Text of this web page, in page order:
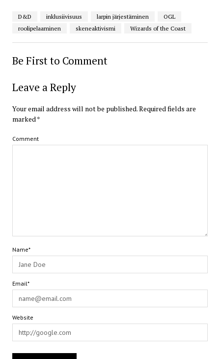
D&D inklusiivisuus larpin järjestäminen
OGL
roolipelaaminen
skeneaktivismi Wizards of the Coast
Be First to Comment
Leave a Reply
Your email address will not be published.Required fields are
marked*
Comment
Name*
Email*
Website